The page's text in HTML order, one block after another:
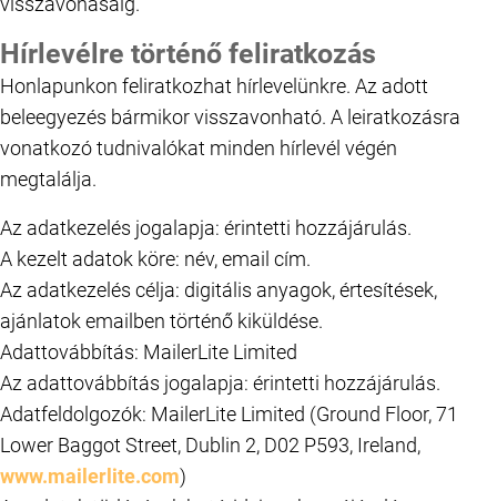
Hírlevélre történő feliratkozás
Honlapunkon feliratkozhat hírlevelünkre. Az adott
beleegyezés bármikor visszavonható. A leiratkozásra
vonatkozó tudnivalókat minden hírlevél végén
megtalálja.
Az adatkezelés jogalapja: érintetti hozzájárulás.
A kezelt adatok köre: név, email cím.
Az adatkezelés célja: digitális anyagok, értesítések,
ajánlatok emailben történő kiküldése.
Adattovábbítás: MailerLite Limited
Az adattovábbítás jogalapja: érintetti hozzájárulás.
Adatfeldolgozók: MailerLite Limited (Ground Floor, 71
Lower Baggot Street, Dublin 2, D02 P593, Ireland,
www.mailerlite.com)